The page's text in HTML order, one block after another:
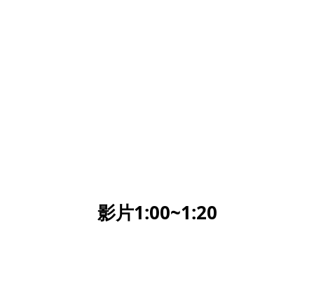
影片1:00~1:20